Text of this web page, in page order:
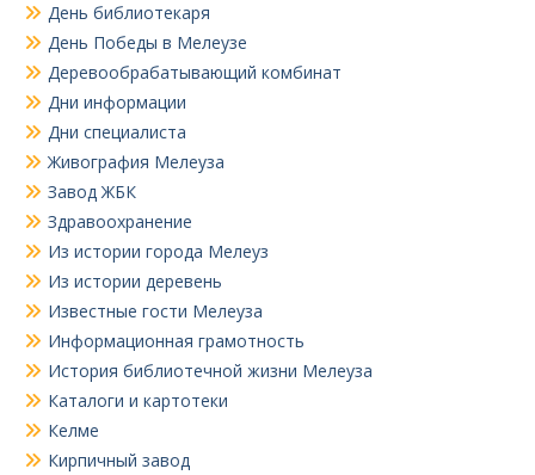
День библиотекаря
День Победы в Мелеузе
Деревообрабатывающий комбинат
Дни информации
Дни специалиста
Живография Мелеуза
Завод ЖБК
Здравоохранение
Из истории города Мелеуз
Из истории деревень
Известные гости Мелеуза
Информационная грамотность
История библиотечной жизни Мелеуза
Каталоги и картотеки
Келме
Кирпичный завод